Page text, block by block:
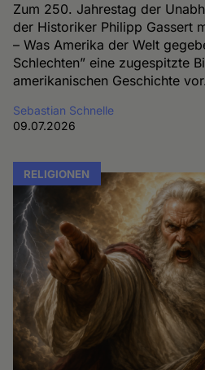
Zum 250. Jahrestag der
der Historiker Philipp Gassert
– Was Amerika der Welt
Schlechten” eine zugespitzte
amerikanischen Geschichte
Sebastian Schnelle
09.07.2026
RELIGIONEN